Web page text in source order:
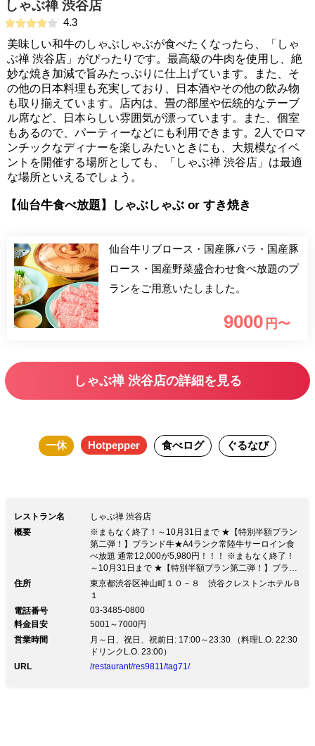
しゃぶ禅 渋谷店
4.3
美味しい和牛のしゃぶしゃぶが食べたくなったら、「しゃ
ぶ禅 渋谷店」がぴったりです。最高級の牛肉を使用し、絶
妙な焼き加減で旨みたっぷりに仕上げています。また、そ
の他の日本料理も充実しており、日本酒やその他の飲み物
も取り揃えています。店内は、畳の部屋や伝統的なテーブ
ル席など、日本らしい雰囲気が漂っています。また、個室
もあるので、パーティーなどにも利用できます。2人でロマ
ンチックなディナーを楽しみたいときにも、大規模なイベ
ントを開催する場所としても、「しゃぶ禅 渋谷店」は最適
な場所といえるでしょう。
【仙台牛食べ放題】しゃぶしゃぶ or すき焼き
仙台牛リブロース・国産豚バラ・国産豚
ロース・国産野菜盛合わせ食べ放題のプ
ランをご用意いたしました。
9000 円〜
しゃぶ禅 渋谷店の詳細を見る
一休 Hotpepper 食べログ ぐるなび
レストラン名
しゃぶ禅 渋谷店
概要
※まもなく終了！～10月31日まで ★【特別半額プラン
第二弾！】ブランド牛★A4ランク常陸牛サーロイン食
べ放題 通常12,000が5,980円！！！ ※まもなく終了！
～10月31日まで ★【特別半額プラン第二弾！】ブラン
ド牛★A4ランク常陸牛サーロイン食べ放題 通常12,000
が5,980円！！！★ Go To eatで更にポイントがついち
ー 最大23：30 閉店 24：00 でもＯＫ！！！まずは、電
話くださいませ。★喫煙可（店外に喫煙スペース有）
「誕生日」「結婚記念日」「長寿の祝い」「お食い初
め」「一生餅」「選び取り」各種お祝いにどうぞ。 ◇
一度は食べたい「最高級 A5ランク 近江牛」取り扱い店
住所
東京都渋谷区神山町１０－８ 渋谷クレストンホテルＢ
１
電話番号
03-3485-0800
料金目安
5001～7000円
営業時間
月～日、祝日、祝前日: 17:00～23:30 （料理L.O. 22:30
ドリンクL.O. 23:00）
URL
/restaurant/res9811/tag71/